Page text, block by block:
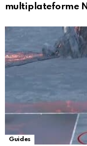
multiplateforme
Guides